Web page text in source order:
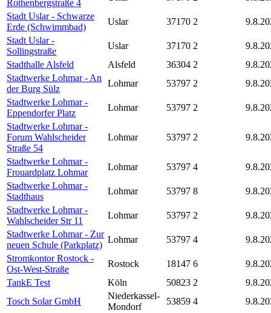
Rothenbergstraße 4
Stadt Uslar - Schwarze
Erde (Schwimmbad)
Uslar 37170 2
Stadt Uslar -
Sollingstraße
Uslar 37170 2
Stadthalle Alsfeld
Alsfeld 36304 2
Stadtwerke Lohmar - An
der Burg Sülz
Lohmar 53797 2
Stadtwerke Lohmar -
Eppendorfer Platz
Lohmar 53797 2
Stadtwerke Lohmar -
Forum Wahlscheider
Straße 54
Lohmar 53797 2
Stadtwerke Lohmar -
Frouardplatz Lohmar
Lohmar 53797 4
Stadtwerke Lohmar -
Stadthaus
Lohmar 53797 8
Stadtwerke Lohmar -
Wahlscheider Str 11
Lohmar 53797 2
Stadtwerke Lohmar - Zur
neuen Schule (Parkplatz)
Lohmar 53797 4
Stromkontor Rostock -
Ost-West-Straße
Rostock 18147 6
TankE Test
Köln 50823 2
Tosch Solar GmbH
Niederkassel-
Mondorf
53859 4